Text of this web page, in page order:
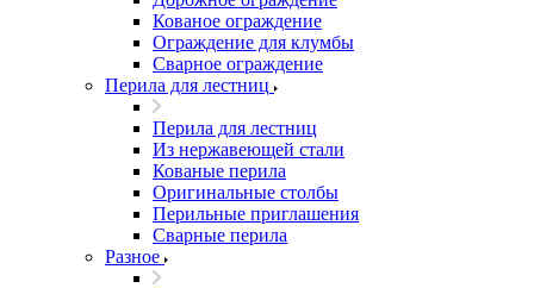
Кованое ограждение
Ограждение для клумбы
Сварное ограждение
Перила для лестниц
Перила для лестниц
Из нержавеющей стали
Кованые перила
Оригинальные столбы
Перильные приглашения
Сварные перила
Разное